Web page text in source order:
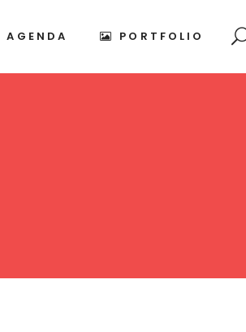
AGENDA PORTFOLIO